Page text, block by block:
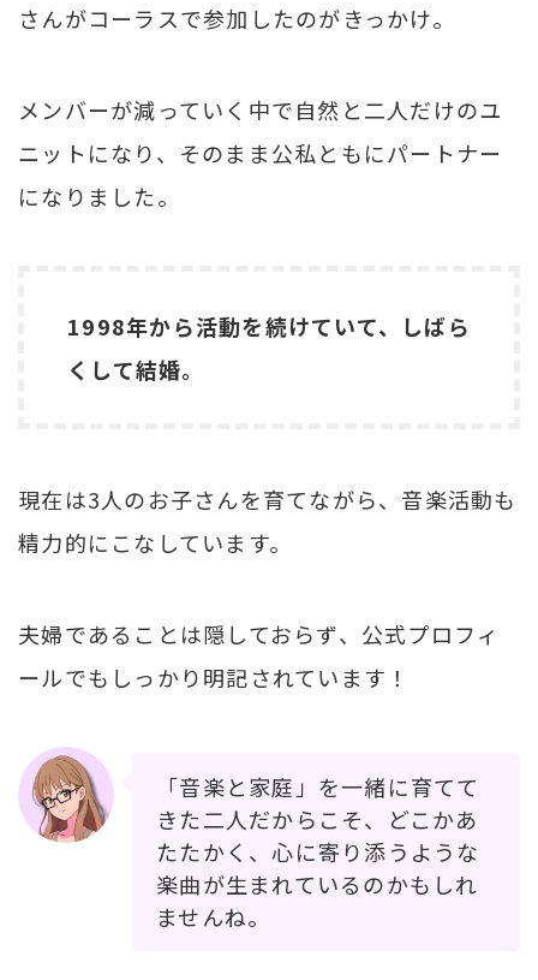
さんがコーラスで参加したのがきっかけ。
メンバーが減っていく中で自然と二人だけのユ
ニットになり、そのまま公私ともにパートナー
になりました。
1998年から活動を続けていて、しばら
くして結婚。
現在は3人のお子さんを育てながら、音楽活動も
精力的にこなしています。
夫婦であることは隠しておらず、公式プロフィ
ールでもしっかり明記されています！
「音楽と家庭」を一緒に育てて
きた二人だからこそ、どこかあ
たたかく、心に寄り添うような
楽曲が生まれているのかもしれ
ませんね。